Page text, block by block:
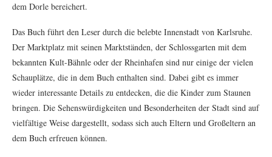
dem Dorle bereichert.
Das Buch führt den Leser durch die belebte Innenstadt von Karlsruhe.
Der Marktplatz mit seinen Marktständen, der Schlossgarten mit dem
bekannten Kult-Bähnle oder der Rheinhafen sind nur einige der vielen
Schauplätze, die in dem Buch enthalten sind. Dabei gibt es immer
wieder interessante Details zu entdecken, die die Kinder zum Staunen
bringen. Die Sehenswürdigkeiten und Besonderheiten der Stadt sind auf
vielfältige Weise dargestellt, sodass sich auch Eltern und Großeltern an
dem Buch erfreuen können.